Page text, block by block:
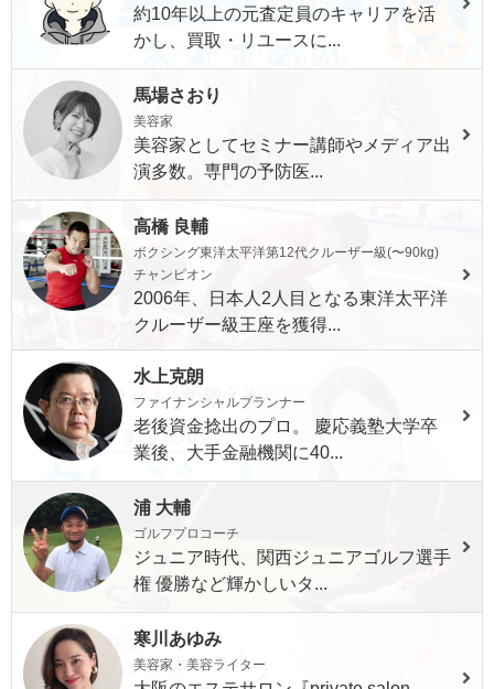
約10年以上の元査定員のキャリアを活
かし、買取・リユースに...
馬場さおり
美容家
美容家としてセミナー講師やメディア出
演多数。専門の予防医...
高橋 良輔
ボクシング東洋太平洋第12代クルーザー級(〜90kg)
チャンピオン
2006年、日本人2人目となる東洋太平洋
クルーザー級王座を獲得...
水上克朗
ファイナンシャルプランナー
老後資金捻出のプロ。 慶応義塾大学卒
業後、大手金融機関に40...
浦 大輔
ゴルフプロコーチ
ジュニア時代、関西ジュニアゴルフ選手
権 優勝など輝かしいタ...
寒川あゆみ
美容家・美容ライター